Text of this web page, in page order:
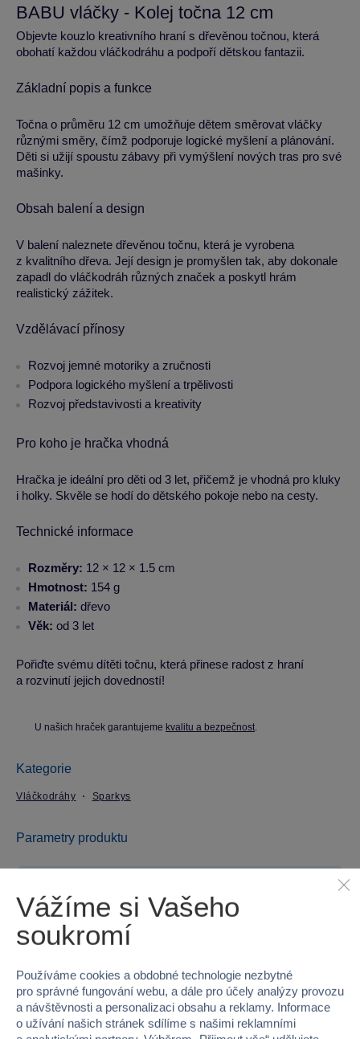
BABU vláčky - Kolej točna 12 cm
Objevte kouzlo kreativního hraní s dřevěnou točnou, která
obohatí každou vláčkodráhu a podpoří dětskou fantazii.
Základní popis a funkce
Točna o průměru 12 cm umožňuje dětem směrovat vláčky
různými směry, čímž podporuje logické myšlení a plánování.
Děti si užijí spoustu zábavy při vymýšlení nových tras pro své
mašinky.
Obsah balení a design
V balení naleznete dřevěnou točnu, která je vyrobena
z kvalitního dřeva. Její design je promyšlen tak, aby dokonale
zapadl do vláčkodráh různých značek a poskytl hrám
realistický zážitek.
Vzdělávací přínosy
Rozvoj jemné motoriky a zručnosti
Podpora logického myšlení a trpělivosti
Rozvoj představivosti a kreativity
Pro koho je hračka vhodná
Hračka je ideální pro děti od 3 let, přičemž je vhodná pro kluky
i holky. Skvěle se hodí do dětského pokoje nebo na cesty.
Technické informace
Rozměry: 12 × 12 × 1.5 cm
Hmotnost: 154 g
Materiál: dřevo
Věk: od 3 let
Pořiďte svému dítěti točnu, která přinese radost z hraní
a rozvinutí jejich dovedností!
U našich hraček garantujeme kvalitu a bezpečnost.
Kategorie
Vláčkodráhy Sparkys
Parametry produktu
Kód produktu 16S-812018
Řada BABU vláčky
Věk od 3
Vážíme si Vašeho
soukromí
Používáme cookies a obdobné technologie nezbytné
pro správné fungování webu, a dále pro účely analýzy provozu
a návštěvnosti a personalizaci obsahu a reklamy. Informace
o užívání našich stránek sdílíme s našimi reklamními